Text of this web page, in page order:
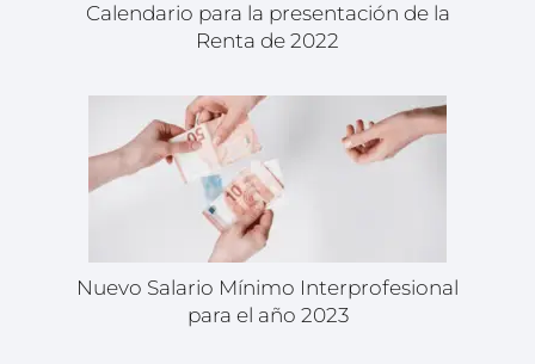
Calendario para la presentación de la
Renta de 2022
Nuevo Salario Mínimo Interprofesional
para el año 2023